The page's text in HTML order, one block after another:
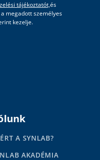
tájékoztatót,és
megadott személyes
kezelje.
A SYNLAB?
AKADÉMIA